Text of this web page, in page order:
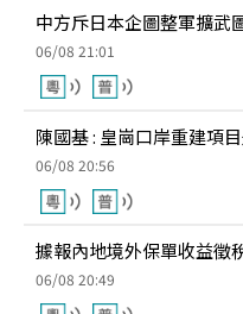
中方斥日本企圖整軍擴武
06/08 21:01
陳國基 : 皇崗口岸重建項
06/08 20:56
據報內地境外保單收益徵
06/08 20:49